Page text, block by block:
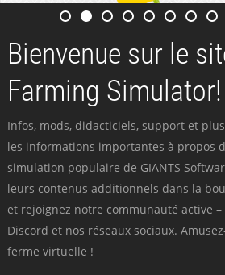
Bienvenue sur le
Farming Simulator!
Infos, mods, didacticiels, support et
les informations importantes à propos
simulation populaire de GIANTS
leurs contenus additionnels dans la
et rejoignez notre communauté active
Discord et nos réseaux sociaux.
ferme virtuelle !